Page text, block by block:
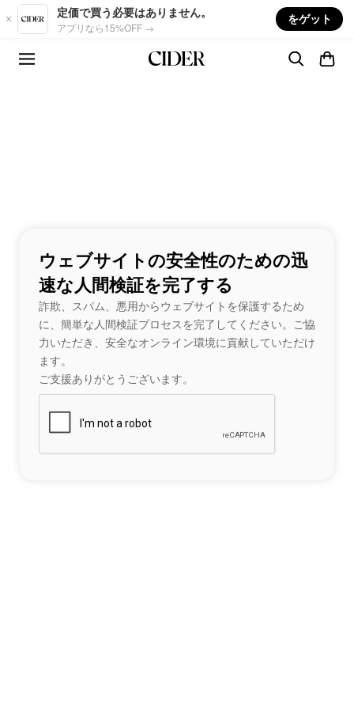
Skip to main content
定価で買う必要はありません。
アプリなら15%OFF →
をゲット
ウェブサイトの安全性のための迅
速な人間検証を完了する
詐欺、スパム、悪用からウェブサイトを保護するため
に、簡単な人間検証プロセスを完了してください。ご協
力いただき、安全なオンライン環境に貢献していただけ
ます。
ご支援ありがとうございます。